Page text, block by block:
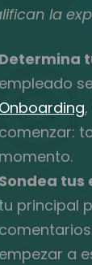
la
Determina
empleado
Onboarding
comenzar:
momento.
Sondea
tu principal
empezar a